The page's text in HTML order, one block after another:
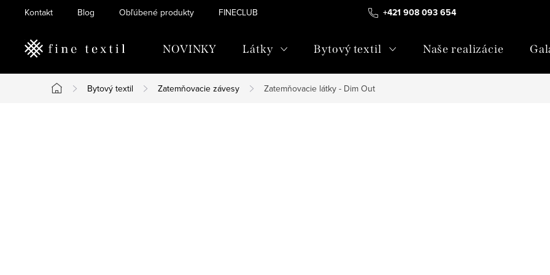
+421 908 093 654
Kontakt Blog Obľúbené produkty FINECLUB
NOVINKY Látky Bytový textil Naše realizácie
Domov
Bytový textil Zatemňovacie závesy Zatemňovacie látky - Dim Out